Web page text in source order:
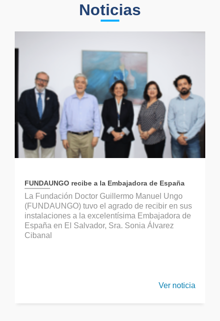
Noticias
FUNDAUNGO recibe a la Embajadora de España
La Fundación Doctor Guillermo Manuel Ungo
(FUNDAUNGO) tuvo el agrado de recibir en sus
instalaciones a la excelentísima Embajadora de
España en El Salvador, Sra. Sonia Álvarez
Cibanal
Ver noticia